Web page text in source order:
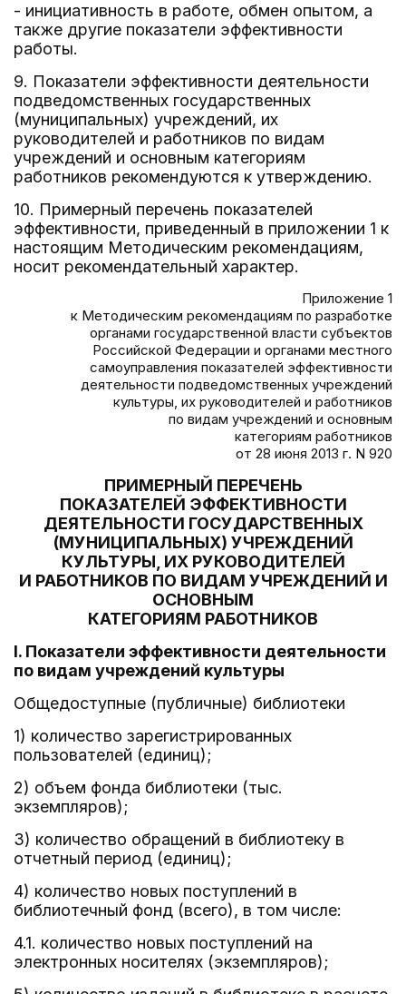
- инициативность в работе, обмен опытом, а
также другие показатели эффективности
работы.
9. Показатели эффективности деятельности
подведомственных государственных
(муниципальных) учреждений, их
руководителей и работников по видам
учреждений и основным категориям
работников рекомендуются к утверждению.
10. Примерный перечень показателей
эффективности, приведенный в приложении 1 к
настоящим Методическим рекомендациям,
носит рекомендательный характер.
Приложение 1
к Методическим рекомендациям по разработке
органами государственной власти субъектов
Российской Федерации и органами местного
самоуправления показателей эффективности
деятельности подведомственных учреждений
культуры, их руководителей и работников
по видам учреждений и основным
категориям работников
от 28 июня 2013 г. N 920
ПРИМЕРНЫЙ ПЕРЕЧЕНЬ
ПОКАЗАТЕЛЕЙ ЭФФЕКТИВНОСТИ
ДЕЯТЕЛЬНОСТИ ГОСУДАРСТВЕННЫХ
(МУНИЦИПАЛЬНЫХ) УЧРЕЖДЕНИЙ
КУЛЬТУРЫ, ИХ РУКОВОДИТЕЛЕЙ
И РАБОТНИКОВ ПО ВИДАМ УЧРЕЖДЕНИЙ И
ОСНОВНЫМ
КАТЕГОРИЯМ РАБОТНИКОВ
I. Показатели эффективности деятельности
по видам учреждений культуры
Общедоступные (публичные) библиотеки
1) количество зарегистрированных
пользователей (единиц);
2) объем фонда библиотеки (тыс.
экземпляров);
3) количество обращений в библиотеку в
отчетный период (единиц);
4) количество новых поступлений в
библиотечный фонд (всего), в том числе:
4.1. количество новых поступлений на
электронных носителях (экземпляров);